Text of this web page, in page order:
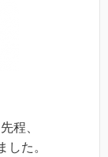
程、
した。